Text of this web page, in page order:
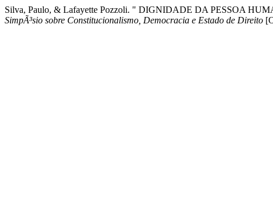
Silva, Paulo, & Lafayette Pozzoli. " DIGNIDADE DA PESSOA
SimpÃ³sio sobre Constitucionalismo, Democracia e Estado de Direito